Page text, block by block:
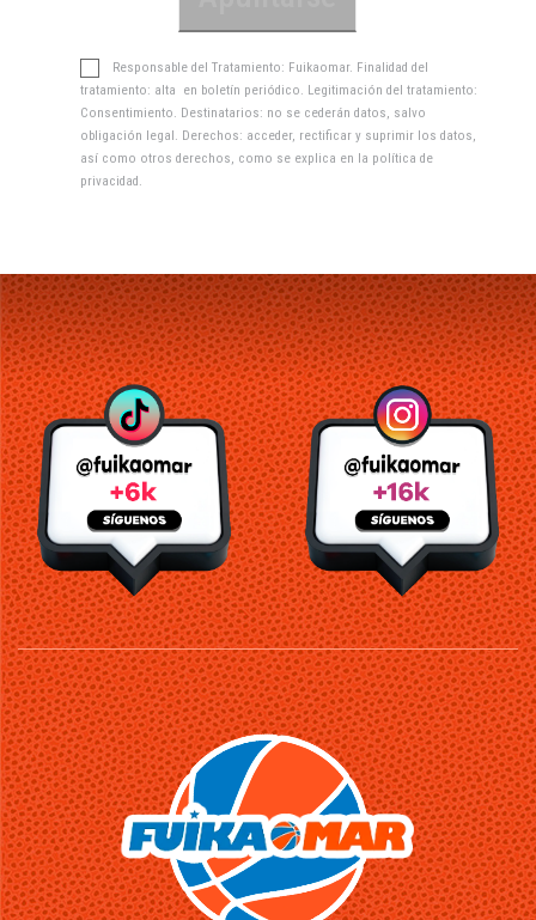
Responsable del Tratamiento: Fuikaomar. Finalidad del
tratamiento: alta en boletín periódico. Legitimación del tratamiento:
Consentimiento. Destinatarios: no se cederán datos, salvo
obligación legal. Derechos: acceder, rectificar y suprimir los datos,
así como otros derechos, como se explica en la política de
privacidad .